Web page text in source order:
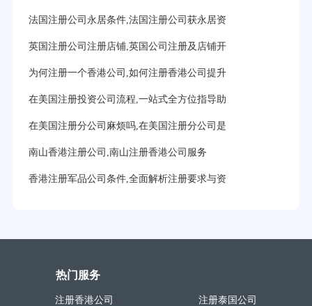
法国注册公司永居条件,法国注册公司获永居资
英国注册公司注册店铺,英国公司注册及店铺开
为何注册一个香港公司,如何注册香港公司提升
在美国注册投资公司流程,一站式全方位指导助
在美国注册分公司麻烦吗,在美国注册分公司是
南山香港注册公司,南山注册香港公司服务
香港注册军品公司条件,全面解析注册要求与资
热门服务
注册香港公司
注册泰国公司